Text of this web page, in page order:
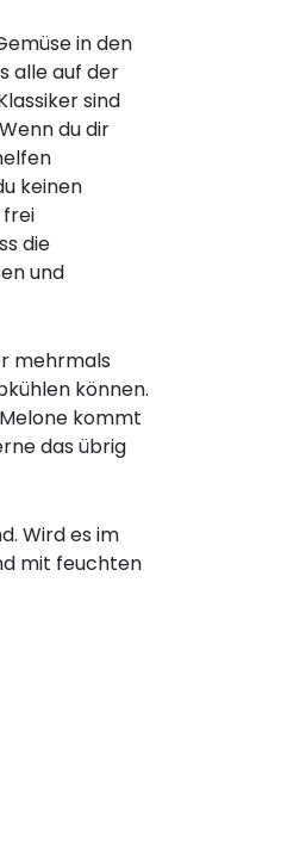
in den
alle auf der
sind
du dir
keinen
frei
die
und
mehrmals
können.
kommt
das übrig
Wird es im
mit feuchten